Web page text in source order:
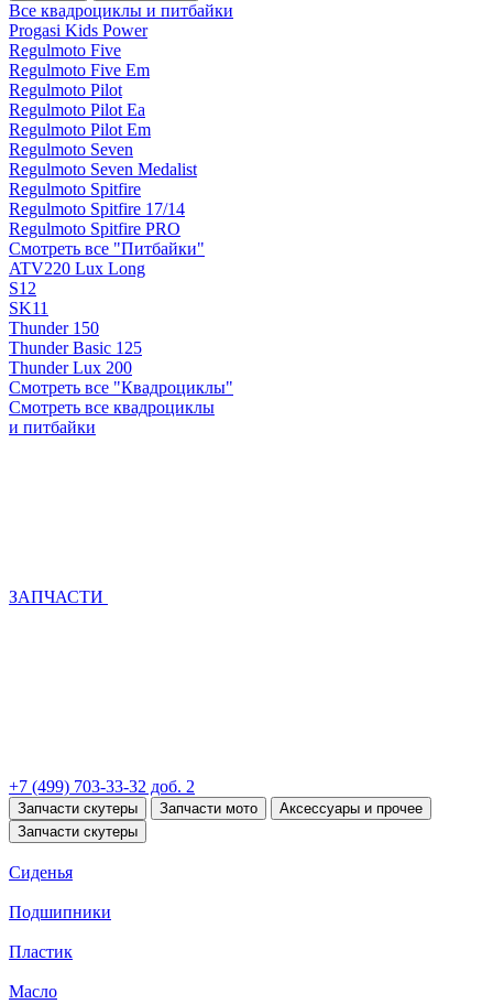
Все квадроциклы и питбайки
Progasi Kids Power
Regulmoto Five
Regulmoto Five Em
Regulmoto Pilot
Regulmoto Pilot Ea
Regulmoto Pilot Em
Regulmoto Seven
Regulmoto Seven Medalist
Regulmoto Spitfire
Regulmoto Spitfire 17/14
Regulmoto Spitfire PRO
Смотреть все "Питбайки"
ATV220 Lux Long
S12
SK11
Thunder 150
Thunder Basic 125
Thunder Lux 200
Смотреть все "Квадроциклы"
Смотреть все квадроциклы
и питбайки
ЗАПЧАСТИ
+7 (499) 703-33-32 доб. 2
Запчасти скутеры Запчасти мото
Аксессуары и прочее
Запчасти скутеры
Сиденья
Подшипники
Пластик
Масло